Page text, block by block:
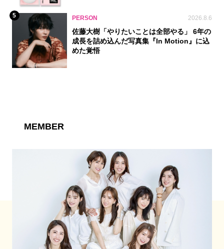
5 PERSON 2026.8.6
佐藤大樹「やりたいことは全部やる」 6年の
成長を詰め込んだ写真集『In Motion』に込
めた覚悟
MEMBER